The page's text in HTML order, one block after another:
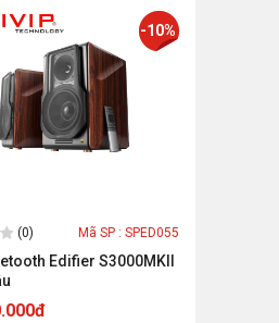
-10%
(0) Mã SP : SPED055
Edifier S3000MKII